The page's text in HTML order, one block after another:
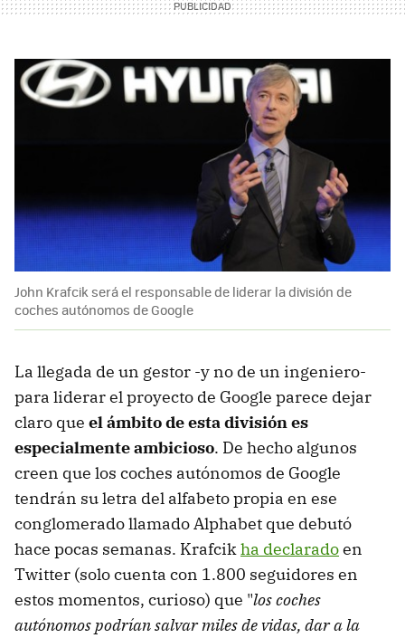
John Krafcik será el responsable de liderar la división de
coches autónomos de Google
La llegada de un gestor -y no de un ingeniero-
para liderar el proyecto de Google parece dejar
claro que el ámbito de esta división es
especialmente ambicioso. De hecho algunos
creen que los coches autónomos de Google
tendrán su letra del alfabeto propia en ese
conglomerado llamado Alphabet que debutó
hace pocas semanas. Krafcikha declaradoen
Twitter (solo cuenta con 1.800 seguidores en
estos momentos, curioso) que "los coches
autónomos podrían salvar miles de vidas, dar a la